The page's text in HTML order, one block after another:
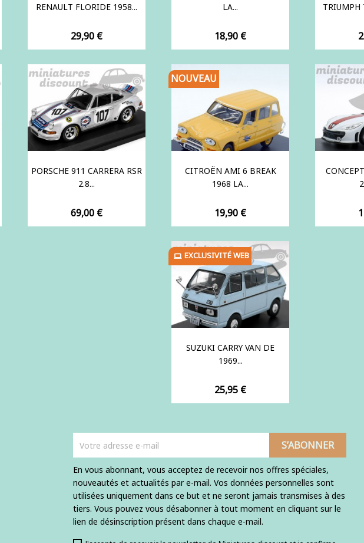
RENAULT FLORIDE 1958...
Prix
29,90 €
LA...
Prix
18,90 €
TRIUMPH
PORSCHE 911 CARRERA RSR
2.8...
Prix
69,00 €
CITROËN AMI 6 BREAK
1968 LA...
Prix
19,90 €
NOUVEAU
SUZUKI CARRY VAN DE
1969...
Prix
25,95 €
EXCLUSIVITÉ WEB
En vous abonnant, vous acceptez de recevoir nos offres spéciales,
nouveautés et actualités par e-mail. Vos données personnelles sont
utilisées uniquement dans ce but et ne seront jamais transmises à des
tiers. Vous pouvez vous désabonner à tout moment en cliquant sur le
lien de désinscription présent dans chaque e-mail.